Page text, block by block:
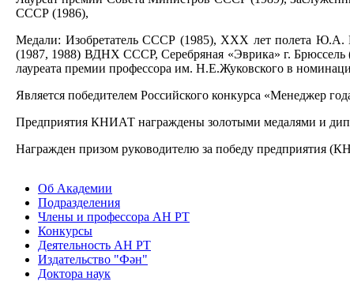
СССР (1986),
Медали: Изобретатель СССР (1985), ХХХ лет полета Ю.А.
(1987, 1988) ВДНХ СССР, Серебряная «Эврика» г. Брюссель
лауреата премии профессора им. Н.Е.Жуковского в
Является победителем Российского конкурса «Менеджер
Предприятия КНИАТ награждены золотыми медалями и
Награжден призом руководителю за победу предприятия
Об Академии
Подразделения
Члены и профессора АН РТ
Конкурсы
Деятельность АН РТ
Издательство "Фән"
Доктора наук